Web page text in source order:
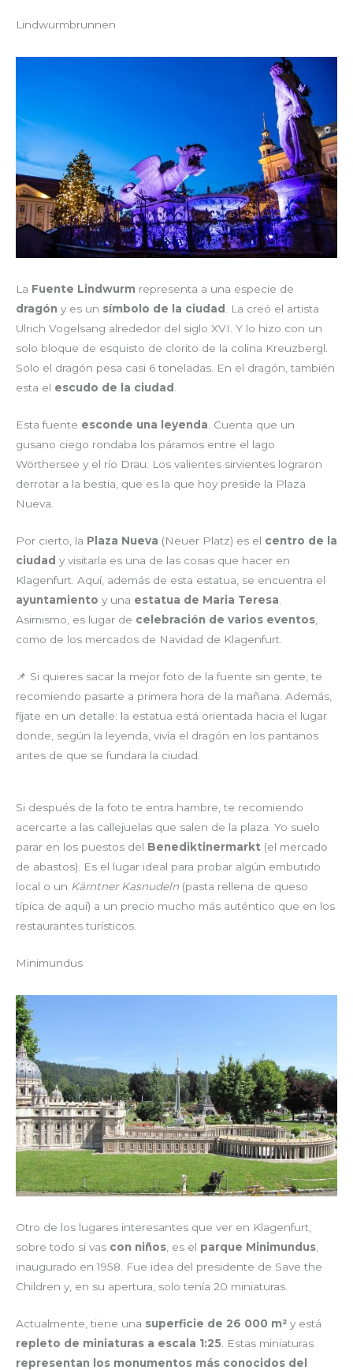
Lindwurmbrunnen
La Fuente Lindwurm representa a una especie de
dragón y es un símbolo de la ciudad
. La creó el artista
Ulrich Vogelsang alrededor del siglo XVI. Y lo hizo con un
solo bloque de esquisto de clorito de la colina Kreuzbergl.
Solo el dragón pesa casi 6 toneladas. En el dragón, también
esta el escudo de la ciudad
Esta fuente esconde una leyenda . Cuenta que un
gusano ciego rondaba los páramos entre el lago
Wörthersee y el río Drau. Los valientes sirvientes lograron
derrotar a la bestia, que es la que hoy preside la Plaza
Nueva.
Por cierto, la Plaza Nueva (Neuer Platz) es el centro de la
ciudad y visitarla es una de las cosas que hacer en
Klagenfurt. Aquí, además de esta estatua, se encuentra el
ayuntamiento y una estatua de Maria Teresa
Asimismo, es lugar de celebración de varios eventos
como de los mercados de Navidad de Klagenfurt.
📌 Si quieres sacar la mejor foto de la fuente sin gente, te
recomiendo pasarte a primera hora de la mañana. Además,
fíjate en un detalle: la estatua está orientada hacia el lugar
donde, según la leyenda, vivía el dragón en los pantanos
antes de que se fundara la ciudad.
Si después de la foto te entra hambre, te recomiendo
acercarte a las callejuelas que salen de la plaza. Yo suelo
parar en los puestos del Benediktinermarkt (el mercado
de abastos). Es el lugar ideal para probar algún embutido
local o un Kärntner Kasnudeln (pasta rellena de queso
típica de aquí) a un precio mucho más auténtico que en los
restaurantes turísticos.
Minimundus
Otro de los lugares interesantes que ver en Klagenfurt,
sobre todo si vas con niños , es el parque Minimundus
inaugurado en 1958. Fue idea del presidente de Save the
Children y, en su apertura, solo tenía 20 miniaturas.
Actualmente, tiene una superficie de 26 000 m² y está
repleto de miniaturas a escala 1:25 . Estas miniaturas
representan los monumentos más conocidos del